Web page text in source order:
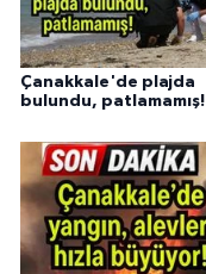
Çanakkale'de plajda
bulundu, patlamamış!